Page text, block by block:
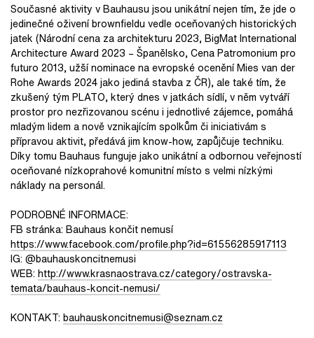
Současné aktivity v Bauhausu jsou unikátní nejen tím, že jde o
jedinečné oživení brownfieldu vedle oceňovaných historických
jatek (Národní cena za architekturu 2023, BigMat International
Architecture Award 2023 – Španělsko, Cena Patromonium pro
futuro 2013, užší nominace na evropské ocenění Mies van der
Rohe Awards 2024 jako jediná stavba z ČR), ale také tím, že
zkušený tým PLATO, který dnes v jatkách sídlí, v něm vytváří
prostor pro nezřizovanou scénu i jednotlivé zájemce, pomáhá
mladým lidem a nově vznikajícím spolkům či iniciativám s
přípravou aktivit, předává jim know-how, zapůjčuje techniku.
Díky tomu Bauhaus funguje jako unikátní a odbornou veřejností
oceňované nízkoprahové komunitní místo s velmi nízkými
náklady na personál.
PODROBNÉ INFORMACE:
FB stránka: Bauhaus končit nemusí
https://www.facebook.com/profile.php?id=61556285917113
IG: @bauhauskoncitnemusi
WEB: http://www.krasnaostrava.cz/category/ostravska-
temata/bauhaus-koncit-nemusi/
KONTAKT: bauhauskoncitnemusi@seznam.cz